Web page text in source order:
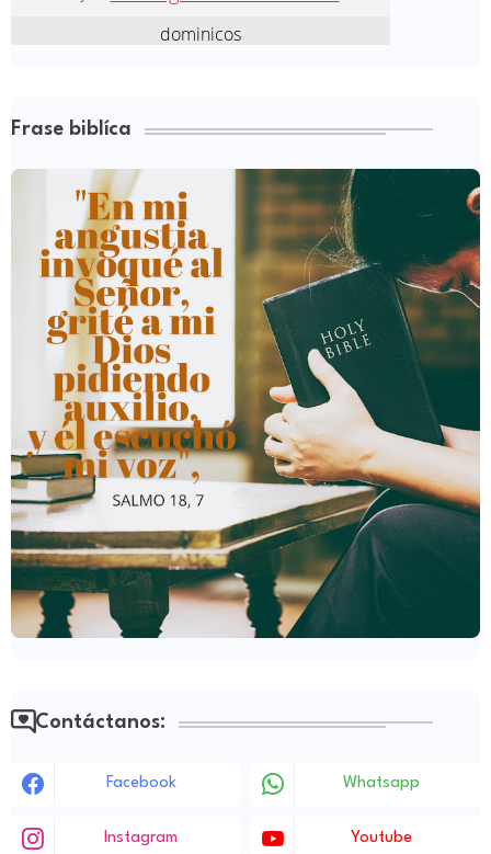
Frase biblíca
Contáctanos:
Facebook Whatsapp
Instagram Youtube